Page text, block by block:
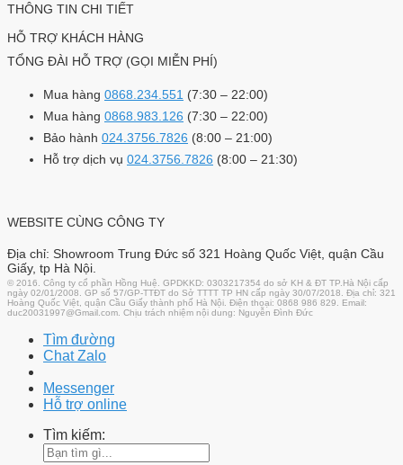
THÔNG TIN CHI TIẾT
HỖ TRỢ KHÁCH HÀNG
TỔNG ĐÀI HỖ TRỢ (GỌI MIỄN PHÍ)
Mua hàng 0868.234.551 (7:30 – 22:00)
Mua hàng 0868.983.126 (7:30 – 22:00)
Bảo hành 024.3756.7826 (8:00 – 21:00)
Hỗ trợ dịch vụ 024.3756.7826 (8:00 – 21:30)
WEBSITE CÙNG CÔNG TY
Địa chỉ: Showroom Trung Đức số 321 Hoàng Quốc Việt, quận Cầu
Giấy, tp Hà Nội.
© 2016. Công ty cổ phần Hồng Huệ. GPDKKD: 0303217354 do sở KH & ĐT TP.Hà Nội cấp
ngày 02/01/2008. GP số 57/GP-TTĐT do Sở TTTT TP HN cấp ngày 30/07/2018. Địa chỉ: 321
Hoàng Quốc Việt, quận Cầu Giấy thành phố Hà Nội. Điện thoại: 0868 986 829. Email:
duc20031997@Gmail.com. Chịu trách nhiệm nội dung: Nguyễn Đình Đức
Tìm đường
Chat Zalo
Messenger
Hỗ trợ online
Tìm kiếm: